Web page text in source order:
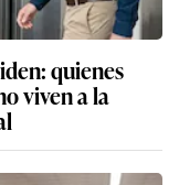
quienes
viven a la